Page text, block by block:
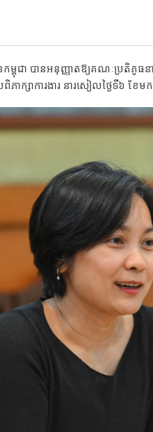
ពុជា បានអនុញ្ញាតឱ្យគណៈប្រតិភូធន
ការងារ នារសៀលថ្ងៃទី៦ ខែមករា